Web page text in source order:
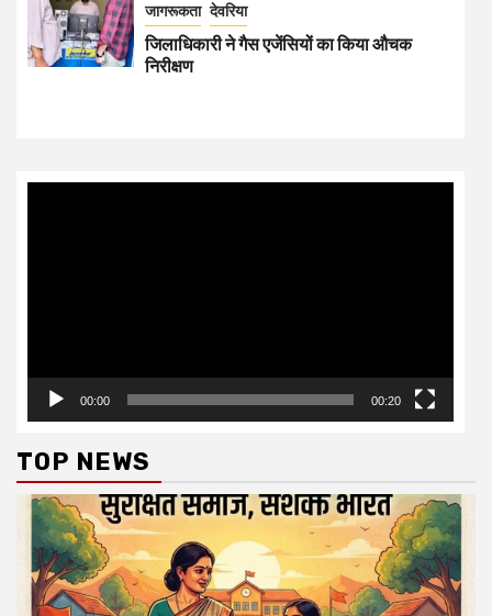
जागरूकता देवरिया
जिलाधिकारी ने गैस एजेंसियों का किया औचक
निरीक्षण
00:00 00:20
TOP NEWS